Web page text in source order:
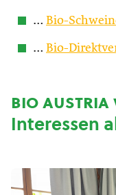
… Bio-
… Bio-
bio austria
Interessen